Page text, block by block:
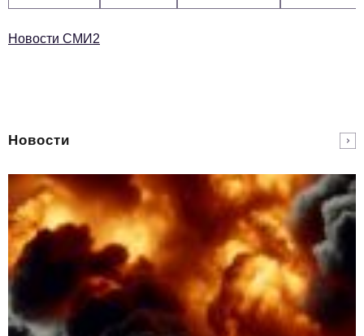
Новости СМИ2
Новости